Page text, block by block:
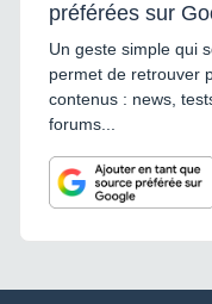
préférées sur
Un geste simple qui
permet de retrouver
contenus : news,
forums...